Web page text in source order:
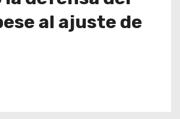
al ajuste de